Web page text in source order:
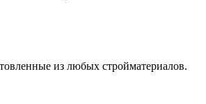
из любых стройматериалов.